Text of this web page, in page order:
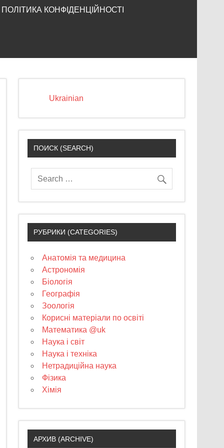
ПОЛІТИКА КОНФІДЕНЦІЙНОСТІ
Ukrainian
ПОИСК (SEARCH)
РУБРИКИ (CATEGORIES)
Анатомія та медицина
Астрономія
Біологія
Географія
Зоологія
Корисні матеріали по освіті
Математика @uk
Наука і світ
Наука і техніка
Нетрадиційна наука
Фізика
Хімія
АРХИВ (ARCHIVE)